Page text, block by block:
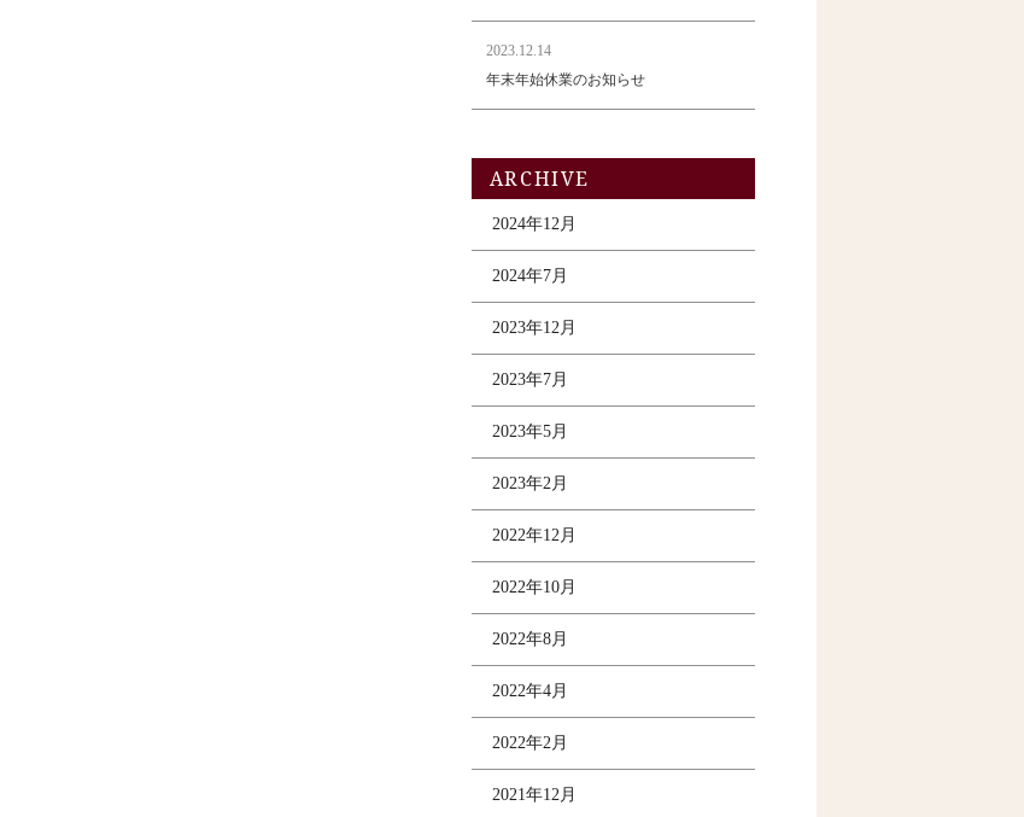
2023.12.14
年末年始休業のお知らせ
ARCHIVE
2024年12月
2024年7月
2023年12月
2023年7月
2023年5月
2023年2月
2022年12月
2022年10月
2022年8月
2022年4月
2022年2月
2021年12月